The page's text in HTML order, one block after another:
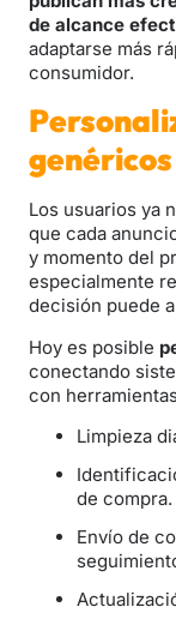
de alcance
adaptarse más
consumidor.
Los usuarios ya
que cada
y momento del
especialmente
decisión puede
Hoy es posible
conectando
con
Limpieza
de compra.
Envío de